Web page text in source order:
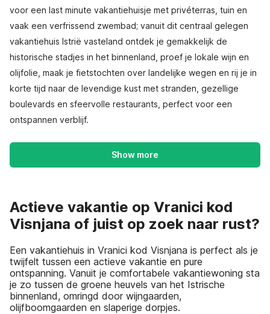
voor een last minute vakantiehuisje met privéterras, tuin en
vaak een verfrissend zwembad; vanuit dit centraal gelegen
vakantiehuis Istrië vasteland ontdek je gemakkelijk de
historische stadjes in het binnenland, proef je lokale wijn en
olijfolie, maak je fietstochten over landelijke wegen en rij je in
korte tijd naar de levendige kust met stranden, gezellige
boulevards en sfeervolle restaurants, perfect voor een
ontspannen verblijf.
Show more
Actieve vakantie op Vranici kod
Visnjana of juist op zoek naar rust?
Een vakantiehuis in Vranici kod Visnjana is perfect als je
twijfelt tussen een actieve vakantie en pure
ontspanning. Vanuit je comfortabele vakantiewoning sta
je zo tussen de groene heuvels van het Istrische
binnenland, omringd door wijngaarden,
olijfboomgaarden en slaperige dorpjes.